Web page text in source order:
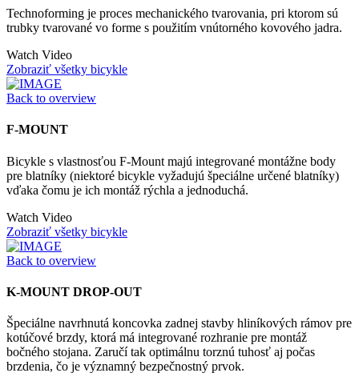
Technoforming je proces mechanického tvarovania, pri ktorom sú
trubky tvarované vo forme s použitím vnútorného kovového jadra.
Watch Video
Zobraziť všetky bicykle
Back to overview
F-MOUNT
Bicykle s vlastnosťou F-Mount majú integrované montážne body
pre blatníky (niektoré bicykle vyžadujú špeciálne určené blatníky)
vďaka čomu je ich montáž rýchla a jednoduchá.
Watch Video
Zobraziť všetky bicykle
Back to overview
K-MOUNT DROP-OUT
Špeciálne navrhnutá koncovka zadnej stavby hliníkových rámov pre
kotúčové brzdy, ktorá má integrované rozhranie pre montáž
bočného stojana. Zaručí tak optimálnu torznú tuhosť aj počas
brzdenia, čo je významný bezpečnostný prvok.